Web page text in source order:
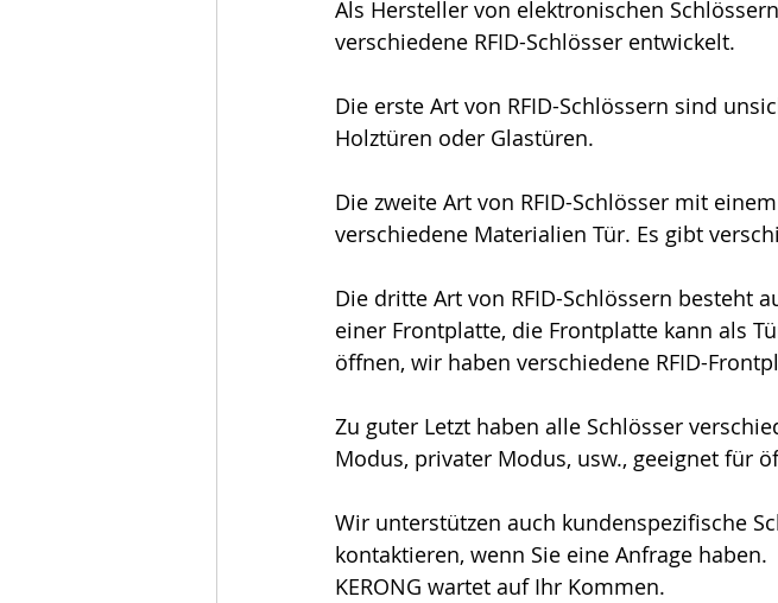
Als Hersteller von elektronischen
verschiedene RFID-Schlösser entwickelt.
Die erste Art von RFID-Schlössern sind
Holztüren oder Glastüren.
Die zweite Art von RFID-Schlösser mit
verschiedene Materialien Tür. Es gibt
Die dritte Art von RFID-Schlössern besteht
einer Frontplatte, die Frontplatte kann als
öffnen, wir haben verschiedene RFID-
Zu guter Letzt haben alle Schlösser
Modus, privater Modus, usw., geeignet für
Wir unterstützen auch kundenspezifische
kontaktieren, wenn Sie eine Anfrage haben.
KERONG wartet auf Ihr Kommen.